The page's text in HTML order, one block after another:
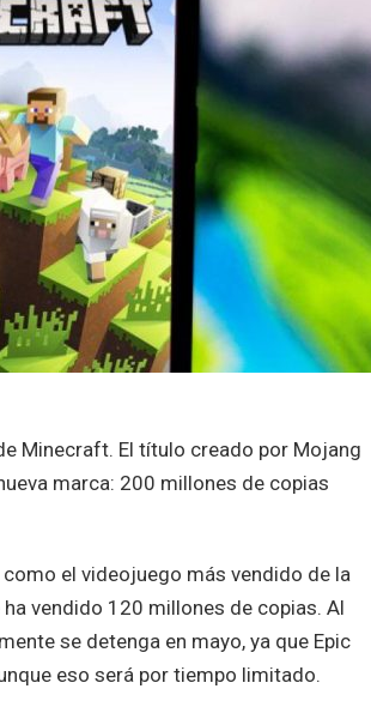
Minecraft. El título creado por Mojang
marca: 200 millones de copias
el videojuego más vendido de la
vendido 120 millones de copias. Al
se detenga en mayo, ya que Epic
eso será por tiempo limitado.